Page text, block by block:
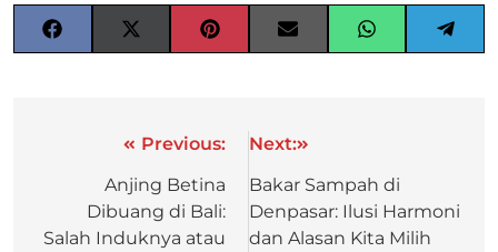
Previous:
Anjing Betina
Dibuang di Bali:
Salah Induknya atau
Next:
Bakar Sampah di
Denpasar: Ilusi Harmoni
dan Alasan Kita Milih